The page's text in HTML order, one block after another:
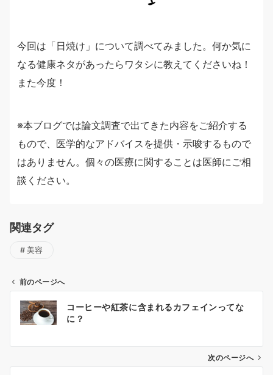
今回は「日焼け」について調べてみました。何か気に
なる健康ネタがあったらワタシに教えてくださいね！
また今度！
※本ブログでは論文調査で出てきた内容をご紹介する
もので、医学的なアドバイスを提供・示唆するもので
はありません。個々の医療に関することは医師にご相
談ください。
関連タグ
美容
ビ
前のページへ
コーヒーや紅茶に含まれるカフェインってな
に？
次のページへ